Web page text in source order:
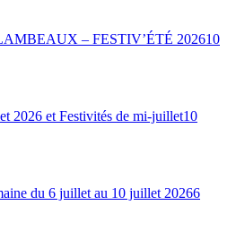
– FESTIV’ÉTÉ 202610
2026 et Festivités de mi-juillet10
du 6 juillet au 10 juillet 20266